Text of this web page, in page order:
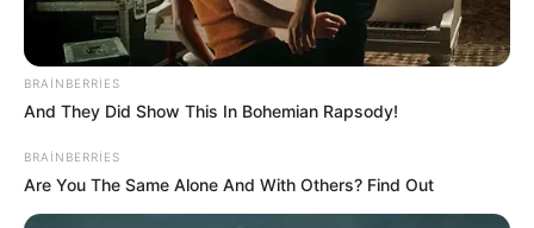
AZAL Gəncə - Sankt-Peterburq uçuşlarını
BRAINBERRIES
And They Did Show This In Bohemian Rapsody!
BRAINBERRIES
Are You The Same Alone And With Others? Find Out